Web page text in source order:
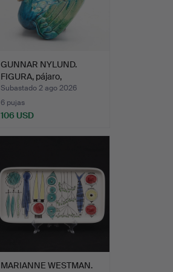
GUNNAR NYLUND.
FIGURA, pájaro,
Rörstrand.
Subastado 2 ago 2026
6 pujas
106 USD
MARIANNE WESTMAN.